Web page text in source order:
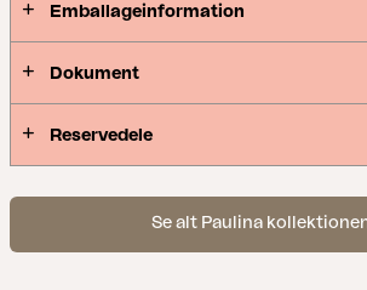
Emballageinformation
Dokument
Reservedele
Se alt Paulina